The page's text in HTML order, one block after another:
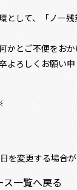
として、「ノー
かとご不便をお
ろしくお願い申
を変更する場合が
ス一覧へ戻る